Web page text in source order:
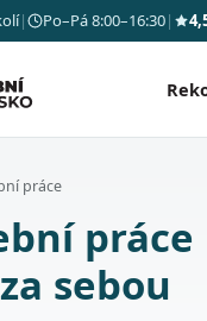
| Po–Pá 8:00–16:30|
práce
sebou